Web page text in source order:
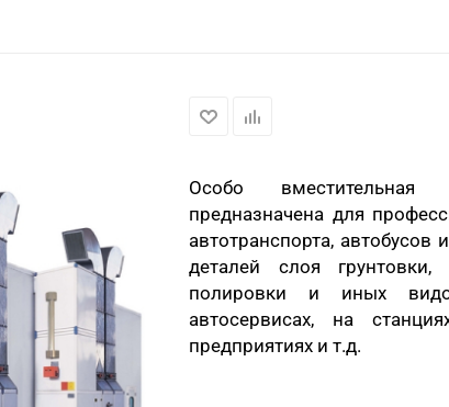
Особо вместительная
предназначена для
автотранспорта, автобусов
деталей слоя
полировки и иных
автосервисах, на
предприятиях и т.д.